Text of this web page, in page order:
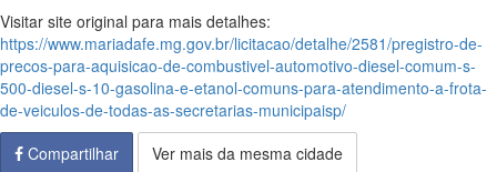
Visitar site original para mais detalhes:
https://www.mariadafe.mg.gov.br/licitacao/detalhe/2581/pregistro-de-
precos-para-aquisicao-de-combustivel-automotivo-diesel-comum-s-
500-diesel-s-10-gasolina-e-etanol-comuns-para-atendimento-a-frota-
de-veiculos-de-todas-as-secretarias-municipaisp/
Compartilhar
Ver mais da mesma cidade